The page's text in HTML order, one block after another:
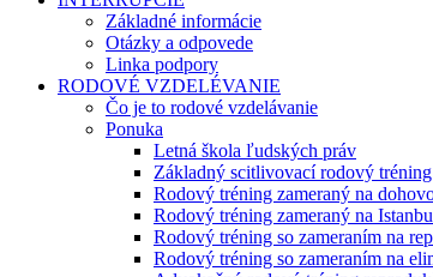
Základné informácie
Otázky a odpovede
Linka podpory
RODOVÉ VZDELÉVANIE
Čo je to rodové vzdelávanie
Ponuka
Letná škola ľudských práv
Základný scitlivovací rodový tréning
Rodový tréning zameraný na
Rodový tréning zameraný na
Rodový tréning so zameraním na
Rodový tréning so zameraním na